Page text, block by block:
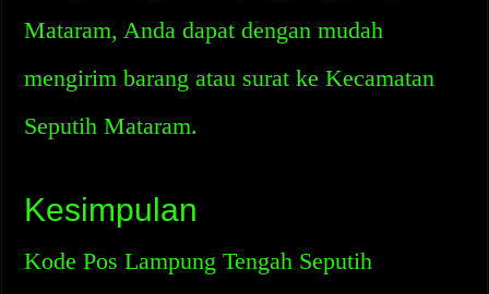
Mataram, Anda dapat dengan mudah
mengirim barang atau surat ke Kecamatan
Seputih Mataram.
Kesimpulan
Kode Pos Lampung Tengah Seputih